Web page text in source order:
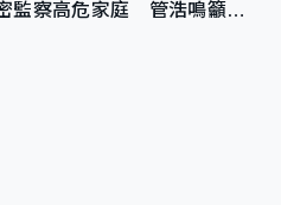
監察高危家庭 管浩鳴籲加